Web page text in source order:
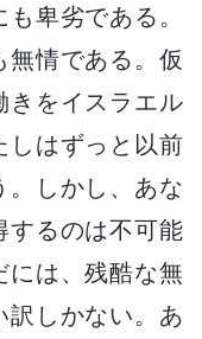
卑劣である。
無情である。仮
きをイスラエル
しはずっと以前
。しかし、あな
するのは不可能
には、残酷な無
訳しかない。あ